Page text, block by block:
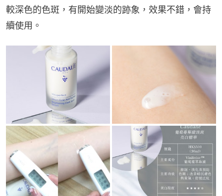
較深色的色斑，有開始變淡的跡象，效果不錯，會持
續使用。